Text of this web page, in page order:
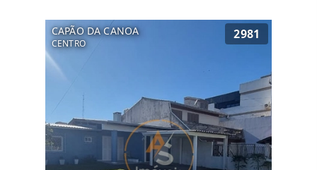
CAPÃO DA CANOA
CENTRO
2981